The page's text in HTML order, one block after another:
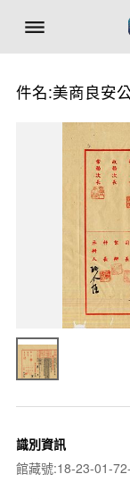
件名:美商良安
識別資訊
館藏號:18-23-01-